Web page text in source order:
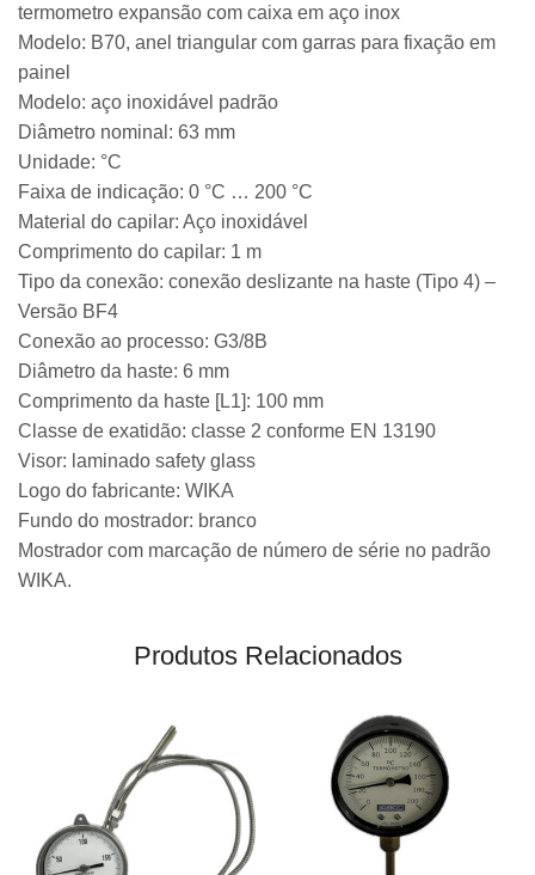
termometro expansão com caixa em aço inox
Modelo: B70, anel triangular com garras para fixação em
painel
Modelo: aço inoxidável padrão
Diâmetro nominal: 63 mm
Unidade: °C
Faixa de indicação: 0 °C … 200 °C
Material do capilar: Aço inoxidável
Comprimento do capilar: 1 m
Tipo da conexão: conexão deslizante na haste (Tipo 4) –
Versão BF4
Conexão ao processo: G3/8B
Diâmetro da haste: 6 mm
Comprimento da haste [L1]: 100 mm
Classe de exatidão: classe 2 conforme EN 13190
Visor: laminado safety glass
Logo do fabricante: WIKA
Fundo do mostrador: branco
Mostrador com marcação de número de série no padrão
WIKA.
Produtos Relacionados